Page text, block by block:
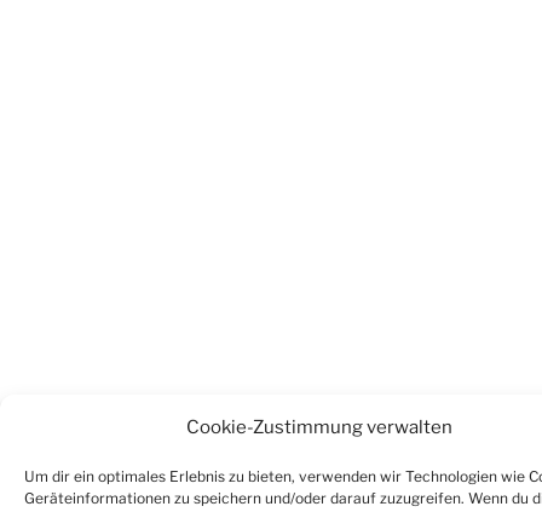
Cookie-Zustimmung verwalten
Um dir ein optimales Erlebnis zu bieten, verwenden wir Technologien wie
Geräteinformationen zu speichern und/oder darauf zuzugreifen. Wenn du